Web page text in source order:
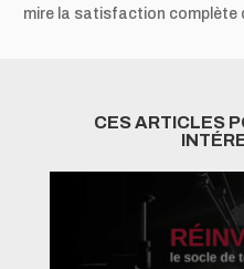
mire la satisfaction complète
CES ARTICLES